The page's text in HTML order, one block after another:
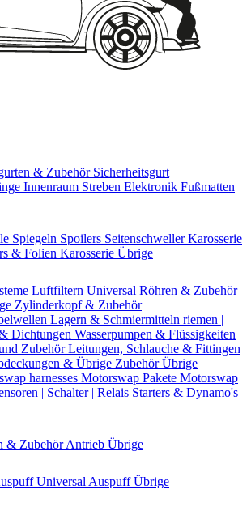
& Zubehör Sicherheitsgurt
Innenraum Streben Elektronik Fußmatten
Spiegeln Spoilers SeitenschwellerKarosserie
& Folien Karosserie Übrige
Luftfiltern Universal Röhren & Zubehör
Zylinderkopf & Zubehör
Lagern & Schmiermitteln riemen |
Dichtungen Wasserpumpen & Flüssigkeiten
ZubehörLeitungen, Schlauche & Fittingen
& Übrige ZubehörÜbrige
harnesses Motorswap Pakete Motorswap
| Schalter | Relais Starters & Dynamo's
& ZubehörAntrieb Übrige
Universal Auspuff Übrige